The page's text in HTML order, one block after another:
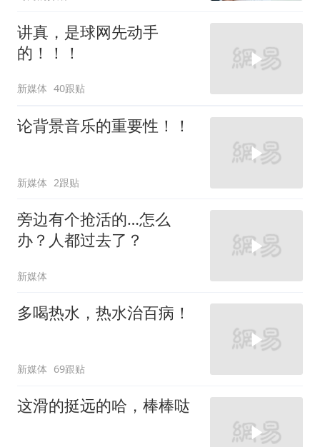
讲真，是球网先动手
的！！！
新媒体 40跟贴
论背景音乐的重要性！！
新媒体 2跟贴
旁边有个抢活的…怎么
办？人都过去了？
新媒体
多喝热水，热水治百病！
新媒体 69跟贴
这滑的挺远的哈，棒棒哒